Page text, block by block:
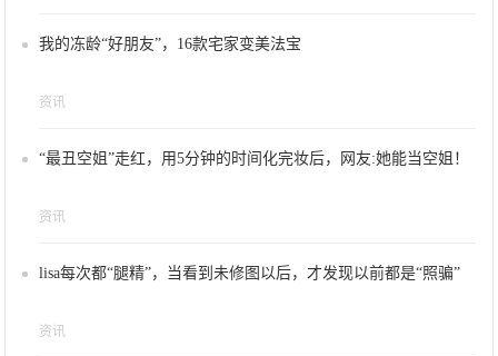
我的冻龄“好朋友”，16款宅家变美法宝
资讯
“最丑空姐”走红，用5分钟的时间化完妆后，网友:她能当空姐！
资讯
lisa每次都“腿精”，当看到未修图以后，才发现以前都是“照骗”
资讯